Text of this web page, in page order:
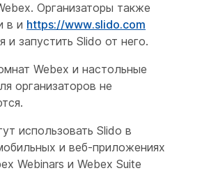
Организаторы также
в и https://www.slido.com
и запустить Slido от него.
Webex и настольные
организаторов не
использовать Slido в
и веб-приложениях
Webinars и Webex Suite